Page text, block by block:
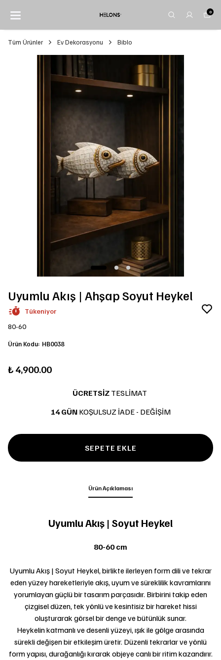
0
Tüm Ürünler Ev Dekorasyonu Biblo
Uyumlu Akış | Ahşap Soyut Heykel
Tükeniyor
80-60
Ürün Kodu: HB0038
₺ 4,900.00
ÜCRETSİZ TESLİMAT
14 GÜNKOŞULSUZ İADE - DEĞİŞİM
SEPETE EKLE
Ürün Açıklaması
Uyumlu Akış | Soyut Heykel
80-60 cm
Uyumlu Akış | Soyut Heykel, birlikte ilerleyen form dili ve tekrar
eden yüzey hareketleriyle akış, uyum ve süreklilik kavramlarını
yorumlayan güçlü bir tasarım parçasıdır. Birbirini takip eden
çizgisel düzen, tek yönlü ve kesintisiz bir hareket hissi
oluşturarak görsel bir denge ve bütünlük sunar.
Heykelin katmanlı ve desenli yüzeyi, ışık ile gölge arasında
sürekli değişen bir etkileşim üretir. Düzenli tekrarlar ve yönlü
form yapısı, durağanlığı kırarak objeye canlı bir ritim kazandırır.